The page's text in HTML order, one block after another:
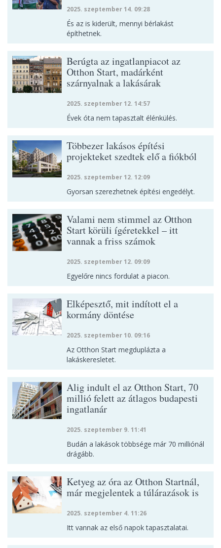
2025. szeptember 14. 09:28
És az is kiderült, mennyi bérlakást
építhetnek.
Berúgta az ingatlanpiacot az
Otthon Start, madárként
szárnyalnak a lakásárak
2025. szeptember 12. 14:57
Évek óta nem tapasztalt élénkülés.
Többezer lakásos építési
projekteket szedtek elő a fiókból
2025. szeptember 12. 12:09
Gyorsan szerezhetnek építési engedélyt.
Valami nem stimmel az Otthon
Start körüli ígéretekkel – itt
vannak a friss számok
2025. szeptember 12. 09:09
Egyelőre nincs fordulat a piacon.
Elképesztő, mit indított el a
kormány döntése
2025. szeptember 10. 09:16
Az Otthon Start megduplázta a
lakáskeresletet.
Alig indult el az Otthon Start, 70
millió felett az átlagos budapesti
ingatlanár
2025. szeptember 9. 11:41
Budán a lakások többsége már 70 milliónál
drágább.
Ketyeg az óra az Otthon Startnál,
már megjelentek a túlárazások is
2025. szeptember 4. 11:26
Itt vannak az első napok tapasztalatai.